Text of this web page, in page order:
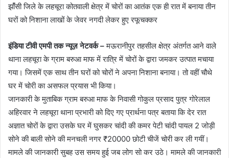
झांँसी जिले के लहचूरा कोतवाली क्षेत्र में चोरों का आतंक एक ही रात में बनाया तीन
घरों को निशाना लाखों के जेवर नगदी लेकर हुए रफूचक्कर
इंडिया टीवी एमपी तक न्यूज़ नेटवर्क –मऊरानीपुर तहसील क्षेत्र अंतर्गत आने वाले
थाना लहचूरा के ग्राम बरुआ माफ में रात्रि में चोरों के द्वारा जमकर उत्पात मचाया
गया। जिसमें एक साथ तीन घरों को चोरों ने अपना निशाना बनाया। तो वहीं चौथे
घर में चोरी का असफल प्रयास भी किया।
जानकारी के मुताबिक ग्राम बरुआ माफ के निवासी गोकुल प्रसाद पुत्र गोरेलाल
अहिरवार ने लहचूरा थाना प्रभारी को दिए गए प्रार्थना पत्र बताया कि देर रात
अज्ञात चोरों के द्वारा उसके घर में घुसकर चांदी की कमर पेटी चांदी पायल 2 जोड़ी
सोने की बाली सोने की मनचली नगर ₹20000 छोटी चीजें चोरी कर ली गयीं।
मामले की जानकारी सुबह उस समय हुई जब लोग सो कर उठे। मामले की जानकारी